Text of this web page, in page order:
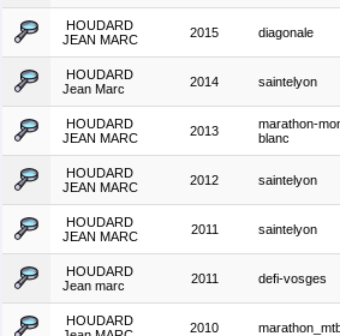
HOUDARD
JEAN MARC
2015 diagonale
HOUDARD
Jean Marc
2014 saintelyon
HOUDARD
JEAN MARC
2013
marathon-
blanc
HOUDARD
JEAN MARC
2012 saintelyon
HOUDARD
JEAN MARC
2011 saintelyon
HOUDARD
Jean marc
2011 defi-vosges
HOUDARD
2010